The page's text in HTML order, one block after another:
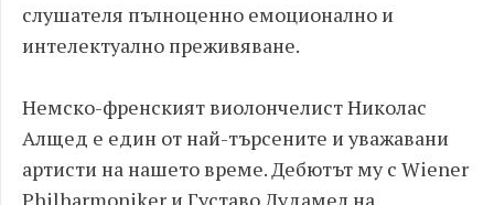
слушателя пълноценно емоционално и
интелектуално преживяване.
Немско-френският виолончелист Николас
Алщед е един от най-търсените и уважавани
артисти на нашето време. Дебютът му с Wiener
Philharmoniker и Густаво Дудамел на